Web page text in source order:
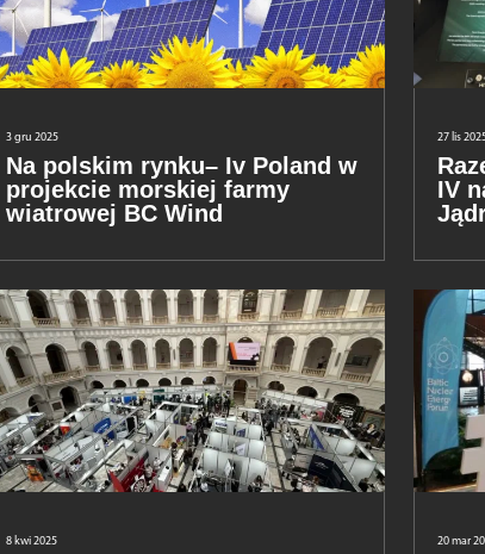
3 gru 2025
Na polskim rynku– Iv Poland w
projekcie morskiej farmy
wiatrowej BC Wind
27 lis
IV
8 kwi 2025 20 mar